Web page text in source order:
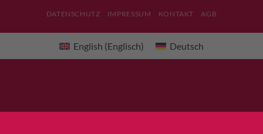
DATENSCHUTZ IMPRESSUM KONTAKT AGB
English (Englisch) Deutsch